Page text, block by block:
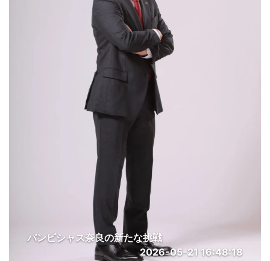
バンビシャス奈良の新たな挑戦
2026-05-21 16:48:18